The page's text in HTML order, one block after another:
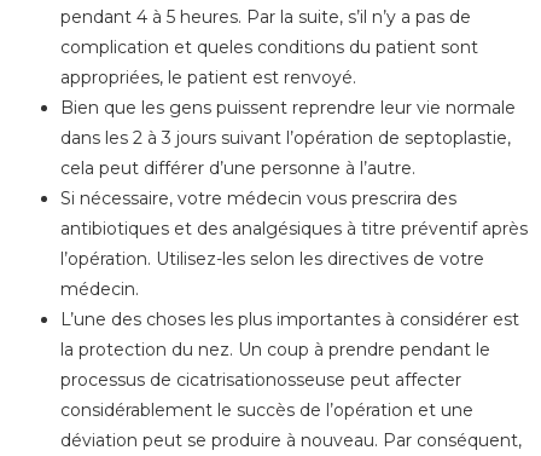
pendant 4 à 5 heures. Par la suite, s’il n’y a pas de
complication et queles conditions du patient sont
appropriées, le patient est renvoyé.
Bien que les gens puissent reprendre leur vie normale
dans les 2 à 3 jours suivant l’opération de septoplastie,
cela peut différer d’une personne à l’autre.
Si nécessaire, votre médecin vous prescrira des
antibiotiques et des analgésiques à titre préventif après
l’opération. Utilisez-les selon les directives de votre
médecin.
L’une des choses les plus importantes à considérer est
la protection du nez. Un coup à prendre pendant le
processus de cicatrisationosseuse peut affecter
considérablement le succès de l’opération et une
déviation peut se produire à nouveau. Par conséquent,